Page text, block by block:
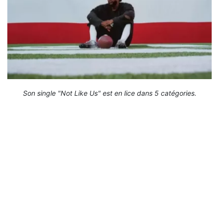
Son single "Not Like Us" est en lice dans 5 catégories.